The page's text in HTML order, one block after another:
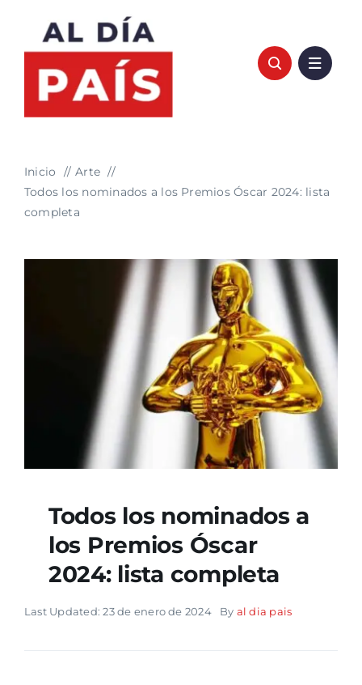
contenido
Inicio
Arte
Todos los nominados a los Premios Óscar 2024: lista
completa
Todos los nominados a
los Premios Óscar
2024: lista completa
Last Updated: 23 de enero de 2024 By al dia pais